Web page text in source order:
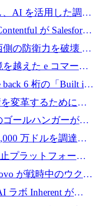
、AI を活用した調達
トフォームを構築
が Salesforce
側の防衛力を破壊 —
タートアップがそ
越えた e コマース
ーズ A で 400 万ド
back 6 桁の「Built in
変革するために
ウンドを完了
ールハンガーがVC
万ドルを調達、
ロンドンが首位の座
プラットフォーム
で 1,500 万ドルを
が戦時中のウクラ
市場の 1 つをどの
ラボ Inherent が